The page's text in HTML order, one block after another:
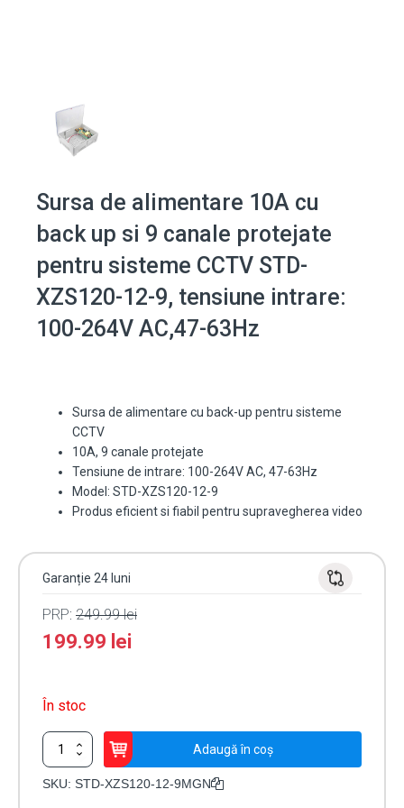
Sursa de alimentare 10A cu
back up si 9 canale protejate
pentru sisteme CCTV STD-
XZS120-12-9, tensiune intrare:
100-264V AC,47-63Hz
Sursa de alimentare cu back-up pentru sisteme
CCTV
10A, 9 canale protejate
Tensiune de intrare: 100-264V AC, 47-63Hz
Model: STD-XZS120-12-9
Produs eficient si fiabil pentru supravegherea video
Garanție 24 luni
PRP: 249.99lei
199.99 lei
În stoc
Cantitate
Sursa
de
Adaugă în coș
SKU: STD-XZS120-12-9MGN